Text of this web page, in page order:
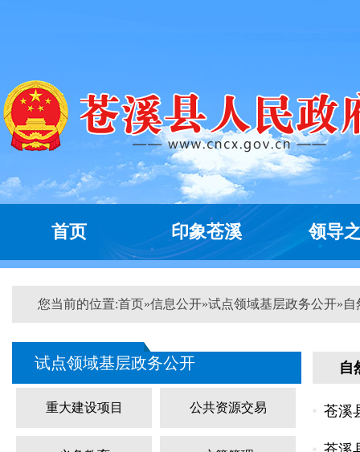
首页 印象苍溪 领导
您当前的位置:首页»信息公开»试点领域基层政务公开»自
试点领域基层政务公开
重大建设项目 公共资源交易
自
苍溪